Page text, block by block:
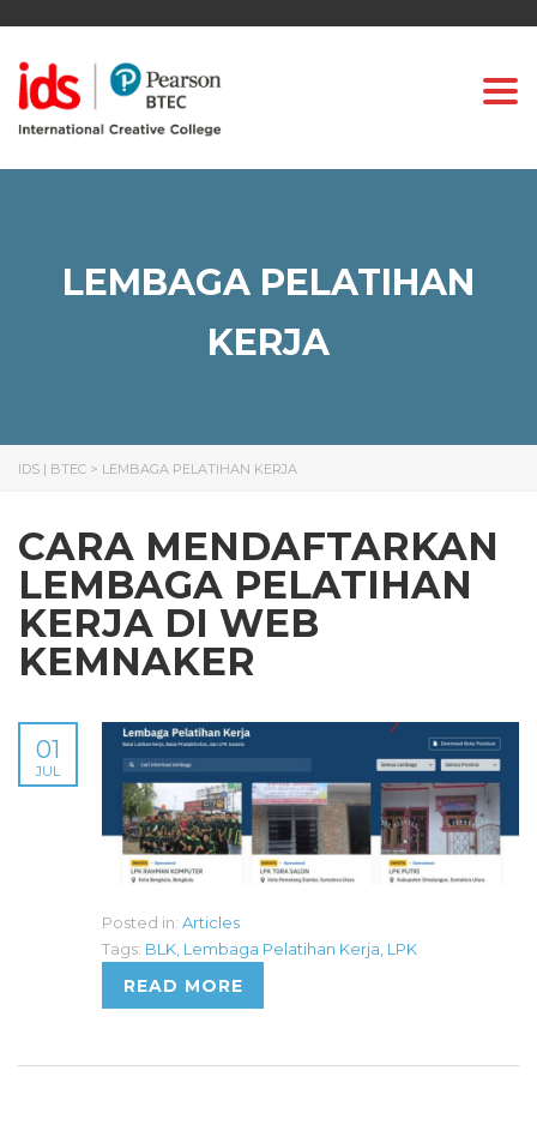
LEMBAGA PELATIHAN
KERJA
IDS | BTEC > LEMBAGA PELATIHAN KERJA
CARA MENDAFTARKAN
LEMBAGA PELATIHAN
KERJA DI WEB
KEMNAKER
01
JUL
Posted in: Articles
Tags: BLK Lembaga Pelatihan Kerja LPK
READ MORE